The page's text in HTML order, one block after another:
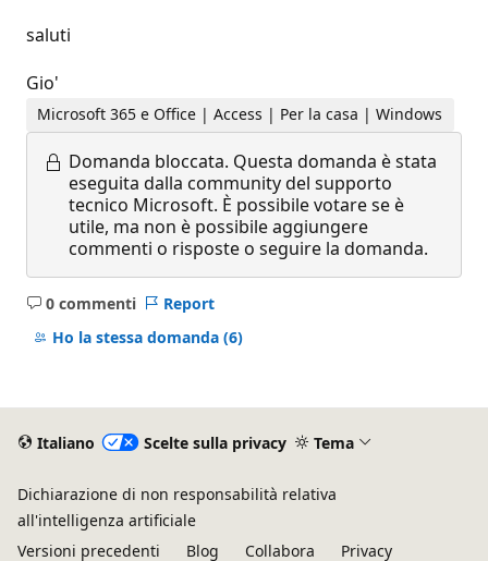
saluti
Gio'
Microsoft 365 e Office | Access | Per la casa | Windows
Domanda bloccata. Questa domanda è stata
eseguita dalla community del supporto
tecnico Microsoft. È possibile votare se è
utile, ma non è possibile aggiungere
commenti o risposte o seguire la domanda.
0 commenti
Nessun
commento
Report
Ho la stessa domanda (6)
Italiano Scelte sulla privacy Tema
Dichiarazione di non responsabilità relativa
all'intelligenza artificiale
Versioni precedenti
Blog Collabora Privacy